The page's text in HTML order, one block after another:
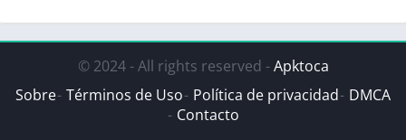
© 2024 - All rights reserved -Apktoca
Sobre Términos de Uso Política de privacidad DMCA
Contacto